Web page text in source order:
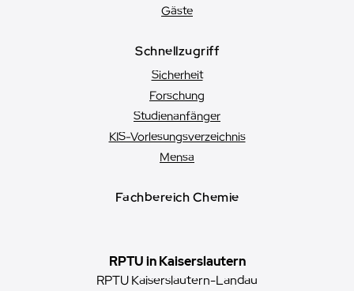
Gäste
Schnellzugriff
Sicherheit
Forschung
Studienanfänger
KIS-Vorlesungsverzeichnis
Mensa
Fachbereich Chemie
RPTU in Kaiserslautern
RPTU Kaiserslautern-Landau